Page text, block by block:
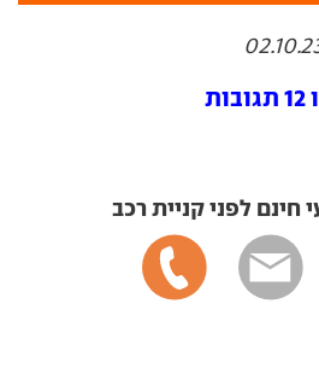
חינם לפני קניית רכב